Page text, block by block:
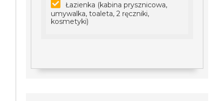
Łazienka (kabina prysznicowa,
umywalka, toaleta, 2 ręczniki,
kosmetyki)